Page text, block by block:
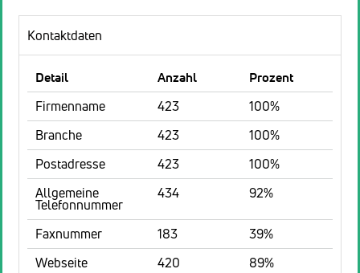
Kontaktdaten
Detail Anzahl
Prozent
Firmenname
423
100%
Branche
423
100%
Postadresse
423
100%
Allgemeine
Telefonnummer
434 92%
Faxnummer 183
39%
Webseite
420
89%